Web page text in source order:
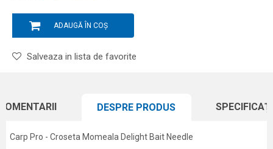
ADAUGĂ ÎN COȘ
Salveaza in lista de favorite
DESPRE PRODUS
Carp Pro - Croseta Momeala Delight Bait Needle